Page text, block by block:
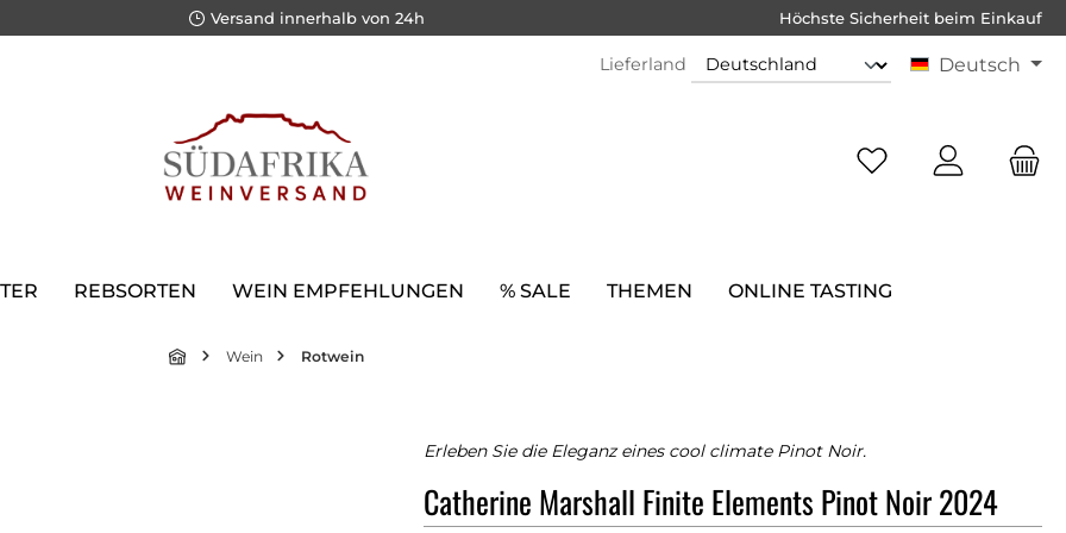
Versand innerhalb von 24h Höchste Sicherheit beim Einkauf
Lieferland Deutsch
REBSORTEN WEIN EMPFEHLUNGEN % SALE THEMEN ONLINE TASTING
Wein Rotwein
Erleben Sie die Eleganz eines cool climate Pinot Noir.
Catherine Marshall Finite Elements Pinot Noir 2024